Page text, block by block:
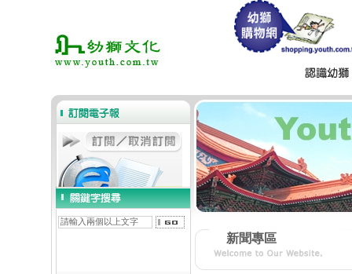
新聞專區